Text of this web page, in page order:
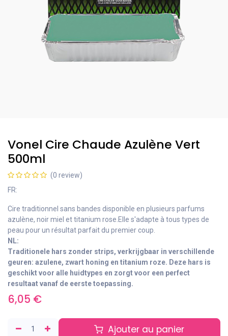
Vonel Cire Chaude Azulène Vert
500ml
(0 review)
FR:
Cire traditionnel sans bandes disponible en plusieurs parfums
azulène, noir miel et titanium rose.Elle s'adapte à tous types de
peau pour un résultat parfait du premier coup.
NL:
Traditionele hars zonder strips, verkrijgbaar in verschillende
geuren: azulene, zwart honing en titanium roze. Deze hars is
geschikt voor alle huidtypes en zorgt voor een perfect
resultaat vanaf de eerste toepassing.
6,05 €
Ajouter au panier